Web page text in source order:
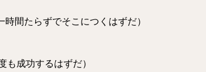
時間たらずでそこにつくはずだ）
も成功するはずだ）